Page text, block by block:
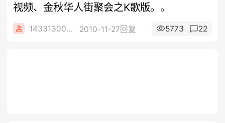
视频、金秋华人街聚会之K歌版。。
1433130082 2010-11-27回复 5773 22